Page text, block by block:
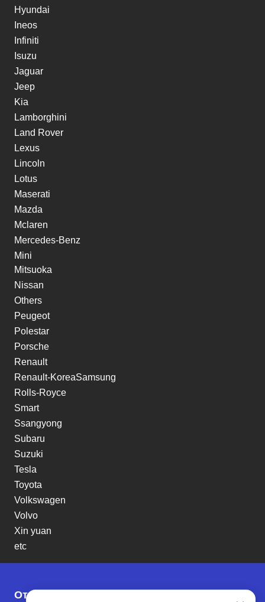
Hyundai
Ineos
Infiniti
Isuzu
Jaguar
Jeep
Kia
Lamborghini
Land Rover
Lexus
Lincoln
Lotus
Maserati
Mazda
Mclaren
Mercedes-Benz
Mini
Mitsuoka
Nissan
Others
Peugeot
Polestar
Porsche
Renault
Renault-KoreaSamsung
Rolls-Royce
Smart
Ssangyong
Subaru
Suzuki
Tesla
Toyota
Volkswagen
Volvo
Xin yuan
etc
Отзывы о SENAT CARS